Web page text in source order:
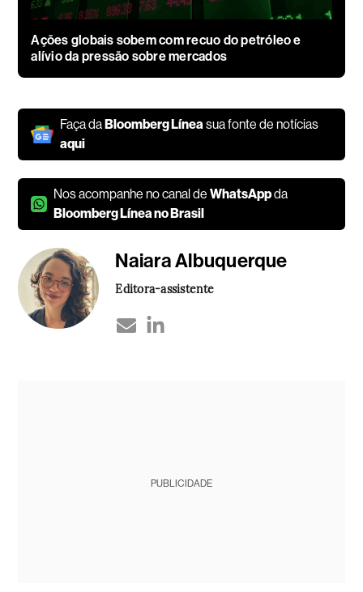
Ações globais sobem com recuo do petróleo e
alívio da pressão sobre mercados
Faça daBloomberg Líneasua fonte de notícias
aqui
Nos acompanhe no canal deWhatsAppda
Bloomberg Línea no Brasil
Naiara Albuquerque
Editora-assistente
PUBLICIDADE